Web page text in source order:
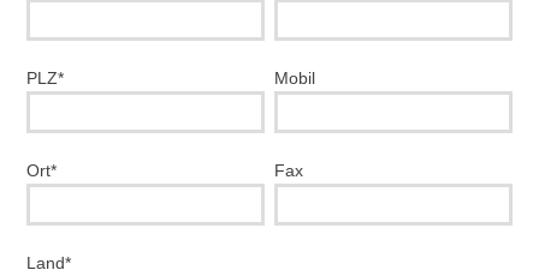
PLZ*
Ort*
Land*
Mobil
Fax